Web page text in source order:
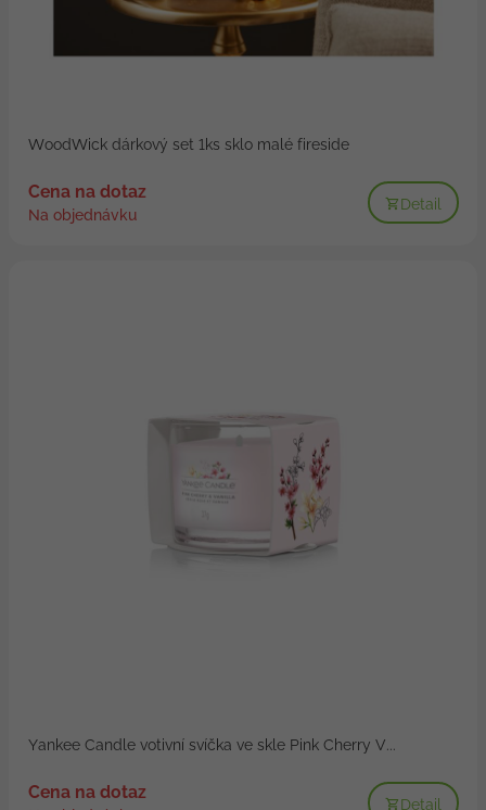
WoodWick dárkový set 1ks sklo malé fireside
Cena na dotaz
Na objednávku
Detail
Yankee Candle votivní svíčka ve skle Pink Cherry V...
Cena na dotaz
Detail